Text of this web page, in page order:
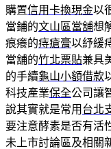
購置信用卡換現金以
當鋪的文山區當舖想
痕癢的痔瘡膏以紓緩
當舖的竹北票貼兼具
的手續龜山小額借款
科技產業保全公司讓
說其實就是常用 台北
要注意酵素是否有活
未上市討論區及相關